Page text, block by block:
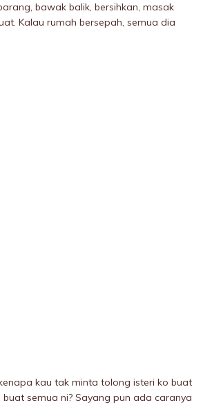
bawak balik, bersihkan, masak
Kalau rumah bersepah, semua dia
kau tak minta tolong isteri ko buat
buat semua ni? Sayang pun ada caranya